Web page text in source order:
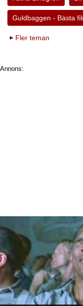
Guldbaggen - Bästa
Fler teman
Annons: